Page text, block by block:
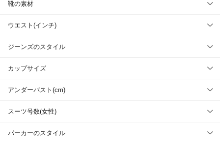
靴の素材
ウエスト(インチ)
ジーンズのスタイル
カップサイズ
アンダーバスト(cm)
スーツ号数(女性)
パーカーのスタイル